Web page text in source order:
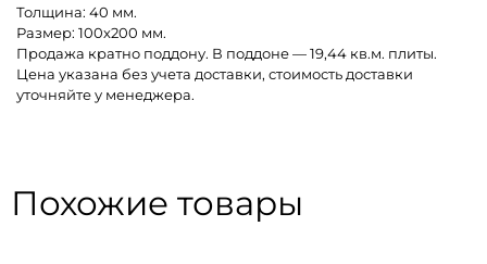
Толщина: 40 мм.
Размер: 100х200 мм.
Продажа кратно поддону. В поддоне — 19,44 кв.м. плиты.
Цена указана без учета доставки, стоимость доставки
уточняйте у менеджера.
Похожие товары